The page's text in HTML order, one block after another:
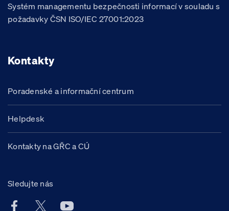
Systém managementu bezpečnosti informací v souladu s
požadavky ČSN ISO/IEC 27001:2023
Kontakty
Poradenské a informační centrum
Helpdesk
Kontakty na GŘC a CÚ
Sledujte nás
Facebook účet Celní správy ČR
X účet Celní správy ČR
Youtube účet Celní správy ČR